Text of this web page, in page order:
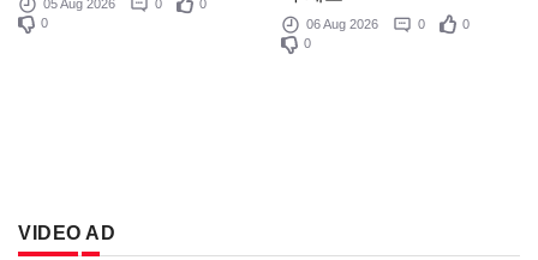
05 Aug 2026 0
0
0
06 Aug 2026 0
0
0
VIDEO AD